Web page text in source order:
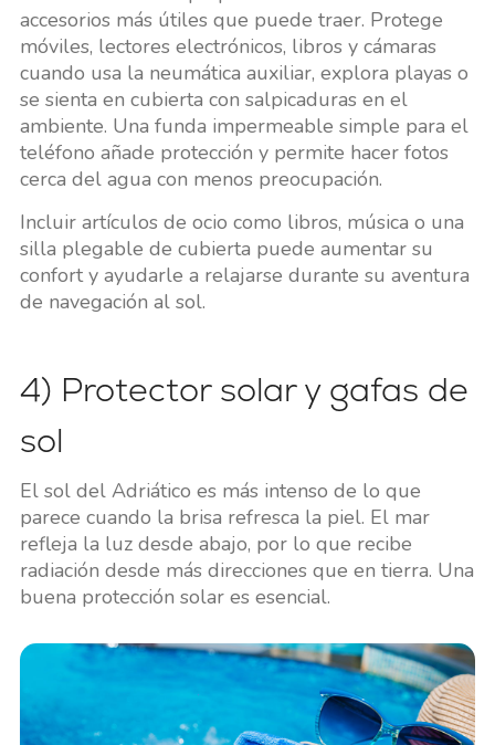
accesorios más útiles que puede traer. Protege
móviles, lectores electrónicos, libros y cámaras
cuando usa la neumática auxiliar, explora playas o
se sienta en cubierta con salpicaduras en el
ambiente. Una funda impermeable simple para el
teléfono añade protección y permite hacer fotos
cerca del agua con menos preocupación.
Incluir artículos de ocio como libros, música o una
silla plegable de cubierta puede aumentar su
confort y ayudarle a relajarse durante su aventura
de navegación al sol.
4) Protector solar y gafas de
sol
El sol del Adriático es más intenso de lo que
parece cuando la brisa refresca la piel. El mar
refleja la luz desde abajo, por lo que recibe
radiación desde más direcciones que en tierra. Una
buena protección solar es esencial.